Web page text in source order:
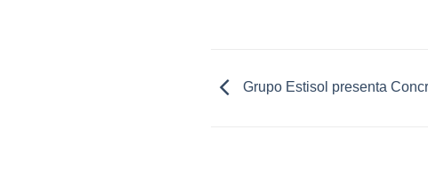
Grupo Estisol presenta